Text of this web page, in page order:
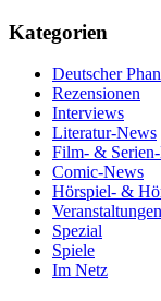
Kategorien
Deutscher
Rezensionen
Interviews
Literatur-News
Film- &
Comic-News
Hörspiel- &
Veranstaltungen
Spezial
Spiele
Im Netz